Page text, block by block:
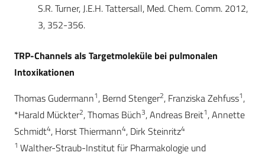
S.R. Turner, J.E.H. Tattersall, Med. Chem. Comm. 2012,
3, 352-356.
TRP-Channels als Targetmoleküle bei pulmonalen
Intoxikationen
Thomas Gudermann1, Bernd Stenger2, Franziska Zehfuss1,
*Harald Mückter2, Thomas Büch3, Andreas Breit1, Annette
Schmidt4, Horst Thiermann4, Dirk Steinritz4
1 Walther-Straub-Institut für Pharmakologie und